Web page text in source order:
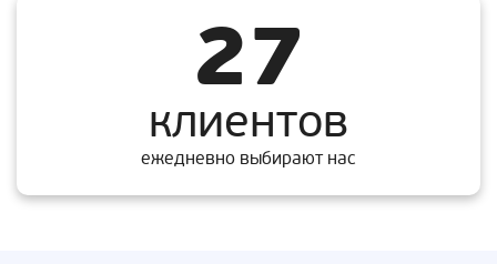
27
клиентов
ежедневно выбирают нас